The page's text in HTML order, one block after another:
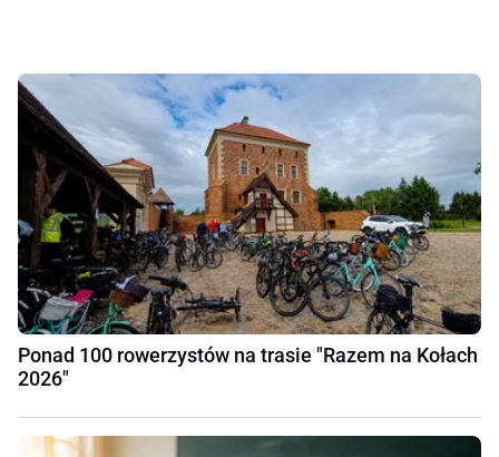
Ponad 100 rowerzystów na trasie "Razem na Kołach
2026"